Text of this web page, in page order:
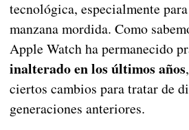
tecnológica, especialmente
manzana mordida. Como
Apple Watch ha permanecido
inalterado en los últimos años
ciertos cambios para tratar de
generaciones anteriores.